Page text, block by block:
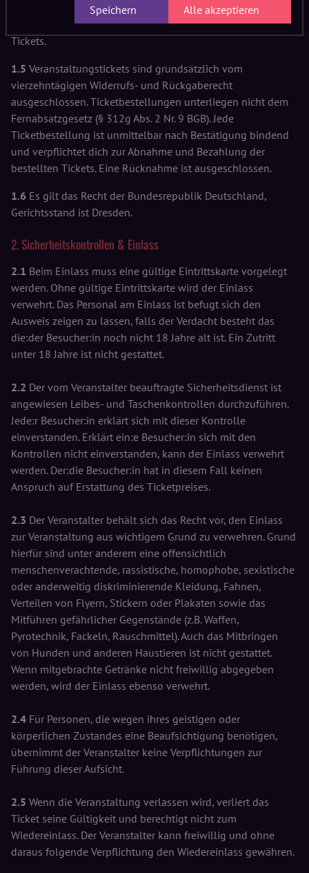
nicht lesbar ist. Bei Verlust auf postalischem Weg senden die
Tickets erneut zu und entwerten die zuvor gesendeten
Tickets.
1.5 Veranstaltungstickets sind grundsätzlich vom
vierzehntägigen Widerrufs- und Rückgaberecht
ausgeschlossen. Ticketbestellungen unterliegen nicht dem
Fernabsatzgesetz (§ 312g Abs. 2 Nr. 9 BGB). Jede
Ticketbestellung ist unmittelbar nach Bestätigung bindend
und verpflichtet dich zur Abnahme und Bezahlung der
bestellten Tickets. Eine Rücknahme ist ausgeschlossen.
1.6 Es gilt das Recht der Bundesrepublik Deutschland,
Gerichtsstand ist Dresden.
2. Sicherheitskontrollen & Einlass
2.1 Beim Einlass muss eine gültige Eintrittskarte vorgelegt
werden. Ohne gültige Eintrittskarte wird der Einlass
verwehrt. Das Personal am Einlass ist befugt sich den
Ausweis zeigen zu lassen, falls der Verdacht besteht das
die:der Besucher:in noch nicht 18 Jahre alt ist. Ein Zutritt
unter 18 Jahre ist nicht gestattet.
2.2 Der vom Veranstalter beauftragte Sicherheitsdienst ist
angewiesen Leibes- und Taschenkontrollen durchzuführen.
Jede:r Besucher:in erklärt sich mit dieser Kontrolle
einverstanden. Erklärt ein:e Besucher:in sich mit den
Kontrollen nicht einverstanden, kann der Einlass verwehrt
werden. Der:die Besucher:in hat in diesem Fall keinen
Anspruch auf Erstattung des Ticketpreises.
2.3 Der Veranstalter behält sich das Recht vor, den Einlass
zur Veranstaltung aus wichtigem Grund zu verwehren. Grund
hierfür sind unter anderem eine offensichtlich
menschenverachtende, rassistische, homophobe, sexistische
oder anderweitig diskriminierende Kleidung, Fahnen,
Verteilen von Flyern, Stickern oder Plakaten sowie das
Mitführen gefährlicher Gegenstände (z.B. Waffen,
Pyrotechnik, Fackeln, Rauschmittel). Auch das Mitbringen
von Hunden und anderen Haustieren ist nicht gestattet.
Wenn mitgebrachte Getränke nicht freiwillig abgegeben
werden, wird der Einlass ebenso verwehrt.
2.4 Für Personen, die wegen ihres geistigen oder
körperlichen Zustandes eine Beaufsichtigung benötigen,
übernimmt der Veranstalter keine Verpflichtungen zur
Führung dieser Aufsicht.
2.5 Wenn die Veranstaltung verlassen wird, verliert das
Ticket seine Gültigkeit und berechtigt nicht zum
Wiedereinlass. Der Veranstalter kann freiwillig und ohne
daraus folgende Verpflichtung den Wiedereinlass gewähren.
Speichern Alle akzeptieren